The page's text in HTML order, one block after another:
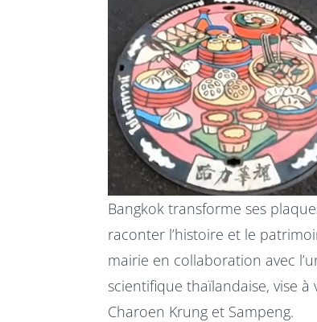
Bangkok transforme ses
raconter l’histoire et le
mairie en collaboration avec
scientifique thaïlandaise, vise
Charoen Krung et Sampeng.